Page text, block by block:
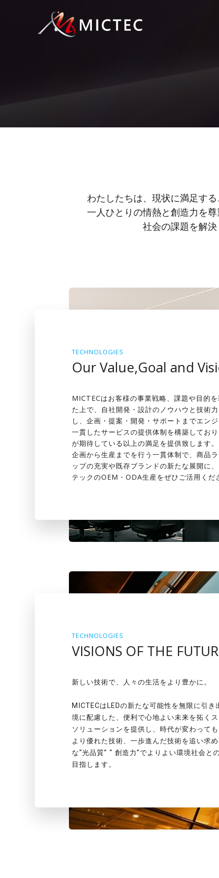
わたしたちは、現状に満足す
一人ひとりの情熱と創造力を
社会の課題を解
TECHNOLOGIES
Our Value,Goal and
MICTECはお客様の事業戦略、課題や目的
た上で、自社開発・設計のノウハウと技術
し、企画・提案・開発・サポートまでエン
一貫したサービスの提供体制を構築してお
が期待している以上の満足を提供致します。
企画から生産までを行う一貫体制で、商品
ップの充実や既存ブランドの新たな展開に
テックのOEM・ODA生産をぜひご活用くだ
TECHNOLOGIES
VISIONS OF THE
新しい技術で、人々の生活をより豊かに。
MICTECはLEDの新たな可能性を無限に引き
境に配慮した、便利で心地よい未来を拓く
ソリューションを提供し、時代が変わって
より優れた技術、一歩進んだ技術を追い求
な“光品質” “ 創造力”でよりよい環境社会と
目指します。